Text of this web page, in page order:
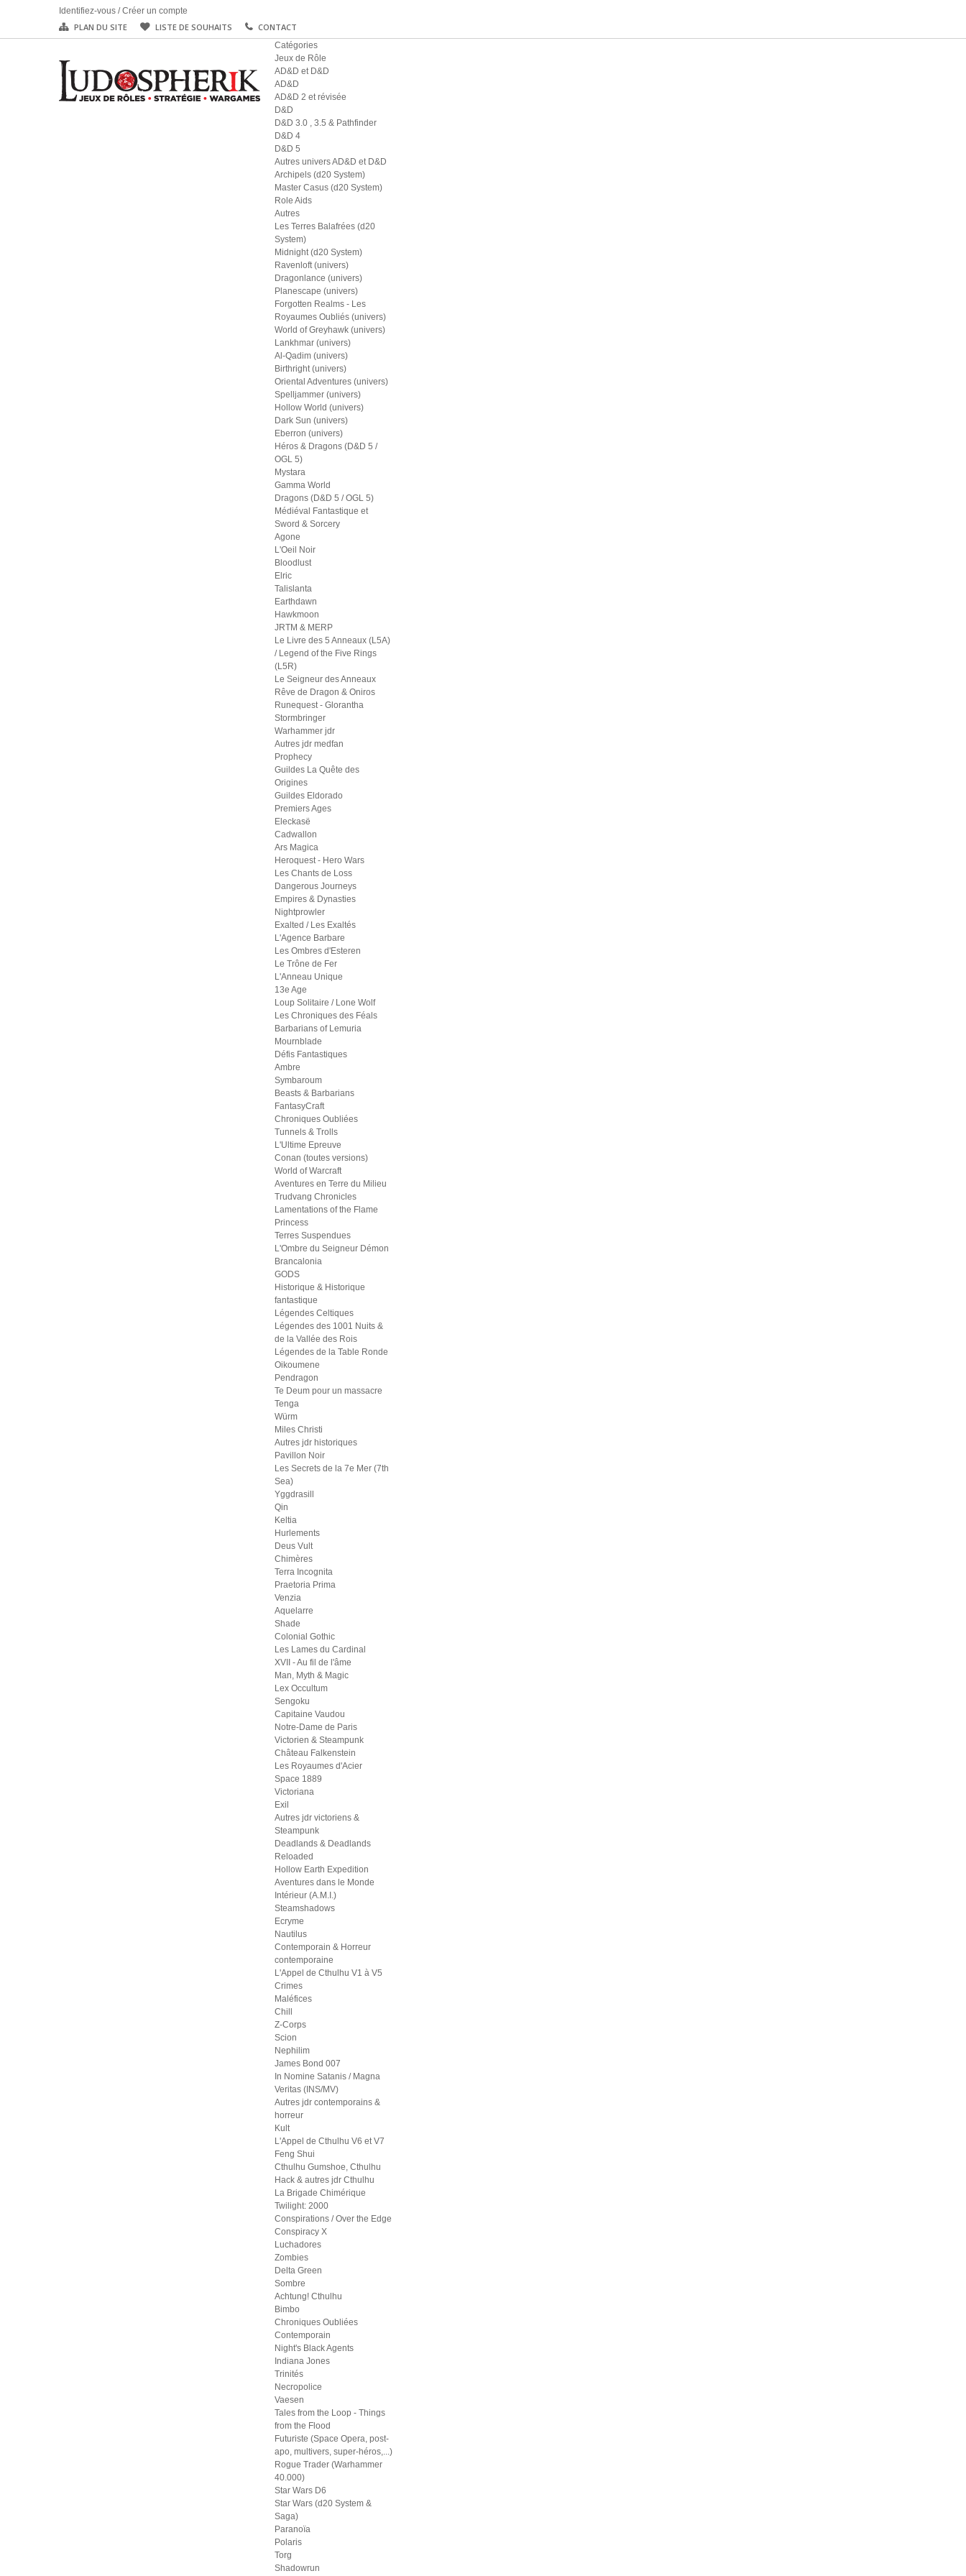
Identifiez-vous /Créer un compte
PLAN DU SITE LISTE DE SOUHAITS CONTACT
Catégories
Jeux de Rôle
AD&D et D&D
AD&D
AD&D 2 et révisée
D&D
D&D 3.0 , 3.5 & Pathfinder
D&D 4
D&D 5
Autres univers AD&D et D&D
Archipels (d20 System)
Master Casus (d20 System)
Role Aids
Autres
Les Terres Balafrées (d20
System)
Midnight (d20 System)
Ravenloft (univers)
Dragonlance (univers)
Planescape (univers)
Forgotten Realms - Les
Royaumes Oubliés (univers)
World of Greyhawk (univers)
Lankhmar (univers)
Al-Qadim (univers)
Birthright (univers)
Oriental Adventures (univers)
Spelljammer (univers)
Hollow World (univers)
Dark Sun (univers)
Eberron (univers)
Héros & Dragons (D&D 5 /
OGL 5)
Mystara
Gamma World
Dragons (D&D 5 / OGL 5)
Médiéval Fantastique et
Sword & Sorcery
Agone
L'Oeil Noir
Bloodlust
Elric
Talislanta
Earthdawn
Hawkmoon
JRTM & MERP
Le Livre des 5 Anneaux (L5A)
/ Legend of the Five Rings
(L5R)
Le Seigneur des Anneaux
Rêve de Dragon & Oniros
Runequest - Glorantha
Stormbringer
Warhammer jdr
Autres jdr medfan
Prophecy
Guildes La Quête des
Origines
Guildes Eldorado
Premiers Ages
Eleckasë
Cadwallon
Ars Magica
Heroquest - Hero Wars
Les Chants de Loss
Dangerous Journeys
Empires & Dynasties
Nightprowler
Exalted / Les Exaltés
L'Agence Barbare
Les Ombres d'Esteren
Le Trône de Fer
L'Anneau Unique
13e Age
Loup Solitaire / Lone Wolf
Les Chroniques des Féals
Barbarians of Lemuria
Mournblade
Défis Fantastiques
Ambre
Symbaroum
Beasts & Barbarians
FantasyCraft
Chroniques Oubliées
Tunnels & Trolls
L'Ultime Epreuve
Conan (toutes versions)
World of Warcraft
Aventures en Terre du Milieu
Trudvang Chronicles
Lamentations of the Flame
Princess
Terres Suspendues
L'Ombre du Seigneur Démon
Brancalonia
GODS
Historique & Historique
fantastique
Légendes Celtiques
Légendes des 1001 Nuits &
de la Vallée des Rois
Légendes de la Table Ronde
Oikoumene
Pendragon
Te Deum pour un massacre
Tenga
Würm
Miles Christi
Autres jdr historiques
Pavillon Noir
Les Secrets de la 7e Mer (7th
Sea)
Yggdrasill
Qin
Keltia
Hurlements
Deus Vult
Chimères
Terra Incognita
Praetoria Prima
Venzia
Aquelarre
Shade
Colonial Gothic
Les Lames du Cardinal
XVII - Au fil de l'âme
Man, Myth & Magic
Lex Occultum
Sengoku
Capitaine Vaudou
Notre-Dame de Paris
Victorien & Steampunk
Château Falkenstein
Les Royaumes d'Acier
Space 1889
Victoriana
Exil
Autres jdr victoriens &
Steampunk
Deadlands & Deadlands
Reloaded
Hollow Earth Expedition
Aventures dans le Monde
Intérieur (A.M.I.)
Steamshadows
Ecryme
Nautilus
Contemporain & Horreur
contemporaine
L'Appel de Cthulhu V1 à V5
Crimes
Maléfices
Chill
Z-Corps
Scion
Nephilim
James Bond 007
In Nomine Satanis / Magna
Veritas (INS/MV)
Autres jdr contemporains &
horreur
Kult
L'Appel de Cthulhu V6 et V7
Feng Shui
Cthulhu Gumshoe, Cthulhu
Hack & autres jdr Cthulhu
La Brigade Chimérique
Twilight: 2000
Conspirations / Over the Edge
Conspiracy X
Luchadores
Zombies
Delta Green
Sombre
Achtung! Cthulhu
Bimbo
Chroniques Oubliées
Contemporain
Night's Black Agents
Indiana Jones
Trinités
Necropolice
Vaesen
Tales from the Loop - Things
from the Flood
Futuriste (Space Opera, post-
apo, multivers, super-héros,...)
Rogue Trader (Warhammer
40.000)
Star Wars D6
Star Wars (d20 System &
Saga)
Paranoïa
Polaris
Torg
Shadowrun